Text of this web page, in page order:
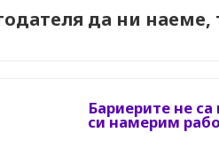
да ни наеме,
Бариерите не
си намерим